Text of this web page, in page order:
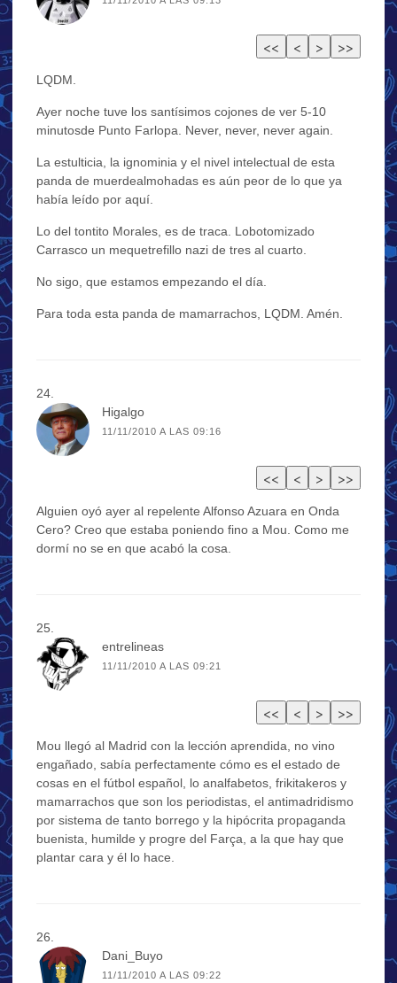
LQDM.
Ayer noche tuve los santísimos cojones de ver 5-10
minutosde Punto Farlopa. Never, never, never again.
La estulticia, la ignominia y el nivel intelectual de esta
panda de muerdealmohadas es aún peor de lo que ya
había leído por aquí.
Lo del tontito Morales, es de traca. Lobotomizado
Carrasco un mequetrefillo nazi de tres al cuarto.
No sigo, que estamos empezando el día.
Para toda esta panda de mamarrachos, LQDM. Amén.
Higalgo
11/11/2010 A LAS 09:16
Alguien oyó ayer al repelente Alfonso Azuara en Onda
Cero? Creo que estaba poniendo fino a Mou. Como me
dormí no se en que acabó la cosa.
entrelineas
11/11/2010 A LAS 09:21
Mou llegó al Madrid con la lección aprendida, no vino
engañado, sabía perfectamente cómo es el estado de
cosas en el fútbol español, lo analfabetos, frikitakeros y
mamarrachos que son los periodistas, el antimadridismo
por sistema de tanto borrego y la hipócrita propaganda
buenista, humilde y progre del Farça, a la que hay que
plantar cara y él lo hace.
Dani_Buyo
11/11/2010 A LAS 09:22